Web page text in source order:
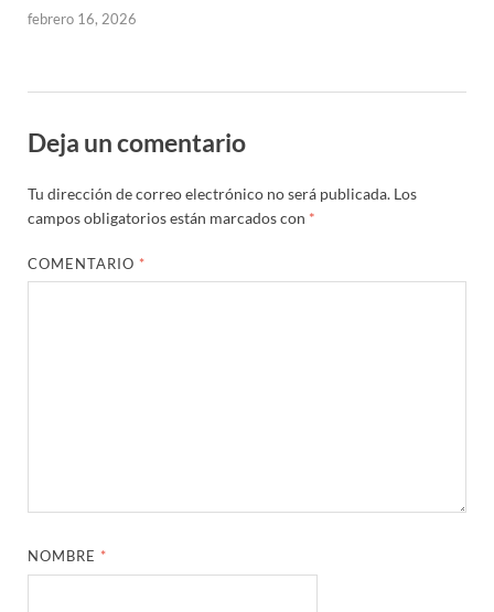
febrero 16, 2026
Deja un comentario
Tu dirección de correo electrónico no será publicada. Los
campos obligatorios están marcados con *
COMENTARIO *
NOMBRE *